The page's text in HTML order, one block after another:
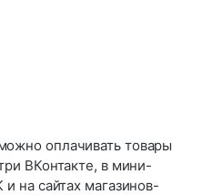
оплачивать товары
ВКонтакте, в мини-
на сайтах магазинов-